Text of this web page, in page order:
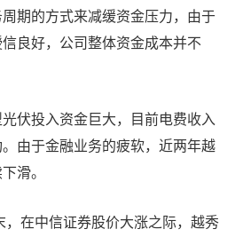
期的方式来减缓资金压力，由于
良好，公司整体资金成本并不
伏投入资金巨大，目前电费收入
由于金融业务的疲软，近两年越
滑。
在中信证券股价大涨之际，越秀